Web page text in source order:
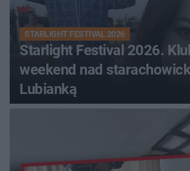
STARLIGHT FESTIVAL 2026
Starlight Festival 2026.
weekend nad
Lubianką